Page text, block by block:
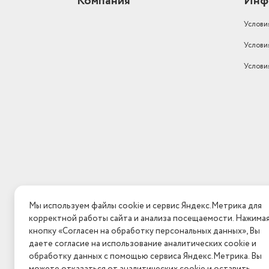
Мы используем файлы cookie и сервис Яндекс.Метрика для
корректной работы сайта и анализа посещаемости. Нажимая
кнопку «Согласен на обработку персональных данных», Вы
даете согласие на использование аналитических cookie и
обработку данных с помощью сервиса Яндекс.Метрика. Вы